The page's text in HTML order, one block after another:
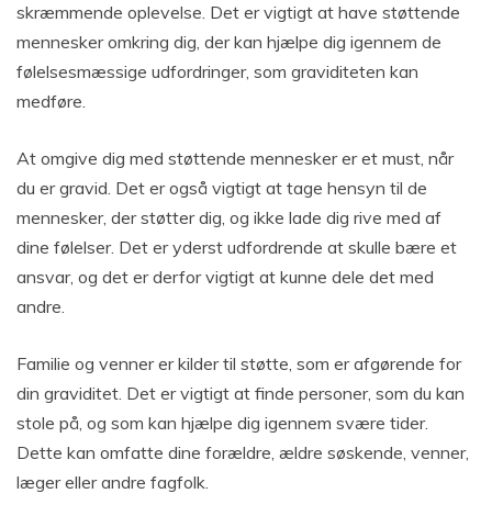
skræmmende oplevelse. Det er vigtigt at have støttende
mennesker omkring dig, der kan hjælpe dig igennem de
følelsesmæssige udfordringer, som graviditeten kan
medføre.
At omgive dig med støttende mennesker er et must, når
du er gravid. Det er også vigtigt at tage hensyn til de
mennesker, der støtter dig, og ikke lade dig rive med af
dine følelser. Det er yderst udfordrende at skulle bære et
ansvar, og det er derfor vigtigt at kunne dele det med
andre.
Familie og venner er kilder til støtte, som er afgørende for
din graviditet. Det er vigtigt at finde personer, som du kan
stole på, og som kan hjælpe dig igennem svære tider.
Dette kan omfatte dine forældre, ældre søskende, venner,
læger eller andre fagfolk.